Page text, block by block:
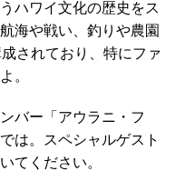
ハワイ文化の歴史をス
海や戦い、釣りや農園
されており、特にファ
。
バー「アウラニ・フ
は。スペシャルゲスト
てください。